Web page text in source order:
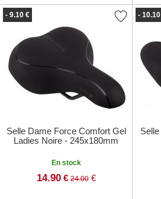
- 9.10 €
Selle Dame Force Comfort Gel
Ladies Noire - 245x180mm
En stock
14.90 € 24.00€
-